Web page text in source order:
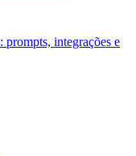
prompts, integrações e